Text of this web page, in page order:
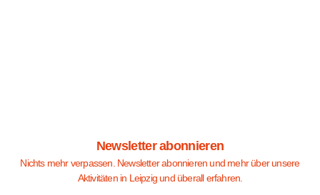
Newsletter abonnieren
Nichts mehr verpassen. Newsletter abonnieren und mehr über unsere
Aktivitäten in Leipzig und überall erfahren.